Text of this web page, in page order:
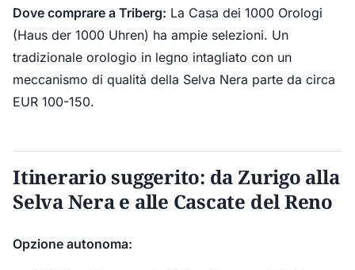
Dove comprare a Triberg: La Casa dei 1000 Orologi
(Haus der 1000 Uhren) ha ampie selezioni. Un
tradizionale orologio in legno intagliato con un
meccanismo di qualità della Selva Nera parte da circa
EUR 100-150.
Itinerario suggerito: da Zurigo alla
Selva Nera e alle Cascate del Reno
Opzione autonoma: